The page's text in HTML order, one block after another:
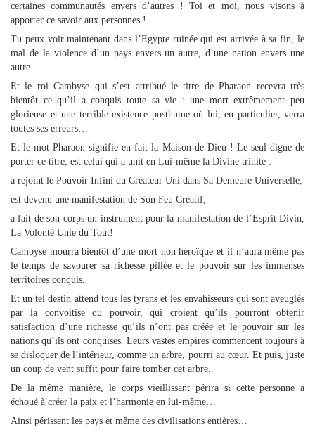
certaines communautés envers d’autres ! Toi et moi, nous visons à
apporter ce savoir aux personnes !
Tu peux voir maintenant dans l’Egypte ruinée qui est arrivée à sa fin, le
mal de la violence d’un pays envers un autre, d’une nation envers une
autre.
Et le roi Cambyse qui s’est attribué le titre de Pharaon recevra très
bientôt ce qu’il a conquis toute sa vie : une mort extrêmement peu
glorieuse et une terrible existence posthume où lui, en particulier, verra
toutes ses erreurs…
Et le mot Pharaon signifie en fait la Maison de Dieu ! Le seul digne de
porter ce titre, est celui qui a unit en Lui-même la Divine trinité :
a rejoint le Pouvoir Infini du Créateur Uni dans Sa Demeure Universelle,
est devenu une manifestation de Son Feu Créatif,
a fait de son corps un instrument pour la manifestation de l’Esprit Divin,
La Volonté Unie du Tout!
Cambyse mourra bientôt d’une mort non héroïque et il n’aura même pas
le temps de savourer sa richesse pillée et le pouvoir sur les immenses
territoires conquis.
Et un tel destin attend tous les tyrans et les envahisseurs qui sont aveuglés
par la convoitise du pouvoir, qui croient qu’ils pourront obtenir
satisfaction d’une richesse qu’ils n’ont pas créée et le pouvoir sur les
nations qu’ils ont conquises. Leurs vastes empires commencent toujours à
se disloquer de l’intérieur, comme un arbre, pourri au cœur. Et puis, juste
un coup de vent suffit pour faire tomber cet arbre.
De la même manière, le corps vieillissant périra si cette personne a
échoué à créer la paix et l’harmonie en lui-même…
Ainsi périssent les pays et même des civilisations entières…